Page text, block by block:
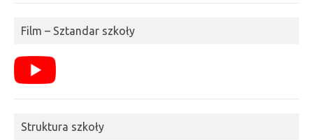
Film – Sztandar szkoły
Struktura szkoły